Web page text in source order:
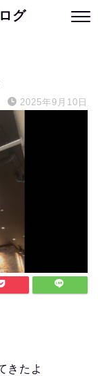
グ
2025年9月10日
きたよ